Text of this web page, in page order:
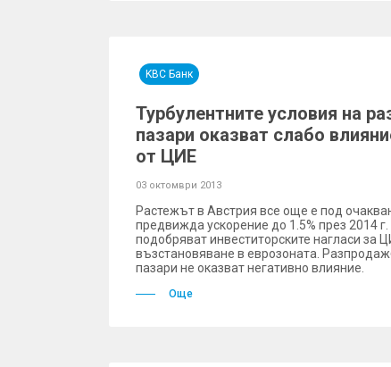
KBC Банк
Турбулентните условия на
пазари оказват слабо
от ЦИЕ
03 октомври 2013
Растежът в Австрия все още е под
предвижда ускорение до 1.5% през 2014
подобряват инвеститорските нагласи за
възстановяване в еврозоната.
пазари не оказват негативно влияние.
Още